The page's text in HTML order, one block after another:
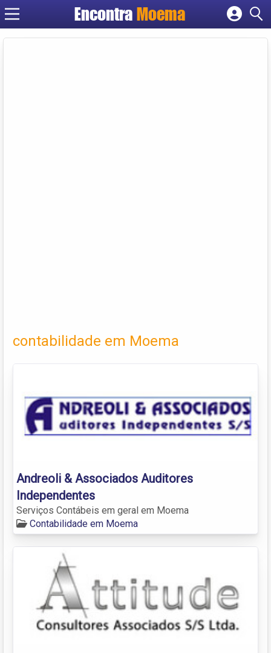
Encontra Moema
contabilidade em Moema
Andreoli & Associados Auditores
Independentes
Serviços Contábeis em geral em Moema
Contabilidade em Moema